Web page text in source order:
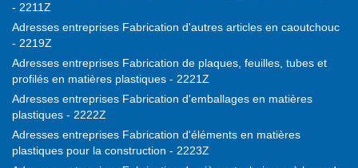
- 2211Z
Adresses entreprises Fabrication d'autres articles en caoutchouc
- 2219Z
Adresses entreprises Fabrication de plaques, feuilles, tubes et
profilés en matières plastiques - 2221Z
Adresses entreprises Fabrication d'emballages en matières
plastiques - 2222Z
Adresses entreprises Fabrication d'éléments en matières
plastiques pour la construction - 2223Z